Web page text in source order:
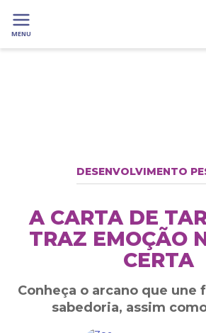
MENU
DESENVOLVIMENTO
A CARTA DE
TRAZ EMOÇÃO
CERTA
Conheça o arcano que une
sabedoria, assim